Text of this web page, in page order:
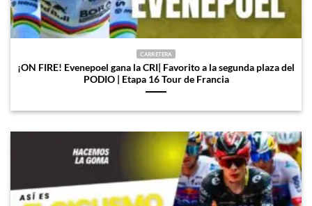
CARRETERA
¡ON FIRE! Evenepoel gana la CRI| Favorito a la segunda plaza del
PODIO | Etapa 16 Tour de Francia